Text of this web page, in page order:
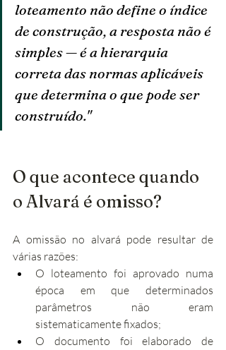
loteamento não define o índice
de construção, a resposta não é
simples — é a hierarquia
correta das normas aplicáveis
que determina o que pode ser
construído."
O que acontece quando
o Alvará é omisso?
A omissão no alvará pode resultar de
várias razões:
O loteamento foi aprovado numa
época em que determinados
parâmetros não eram
sistematicamente fixados;
O documento foi elaborado de